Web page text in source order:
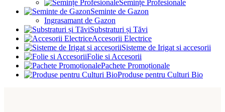
Semințe Profesionale
Seminte de Gazon
Ingrasamant de Gazon
Substraturi și Tăvi
Accesorii Electrice
Sisteme de Irigat si accesorii
Folie si Accesorii
Pachete Promoționale
Produse pentru Culturi Bio